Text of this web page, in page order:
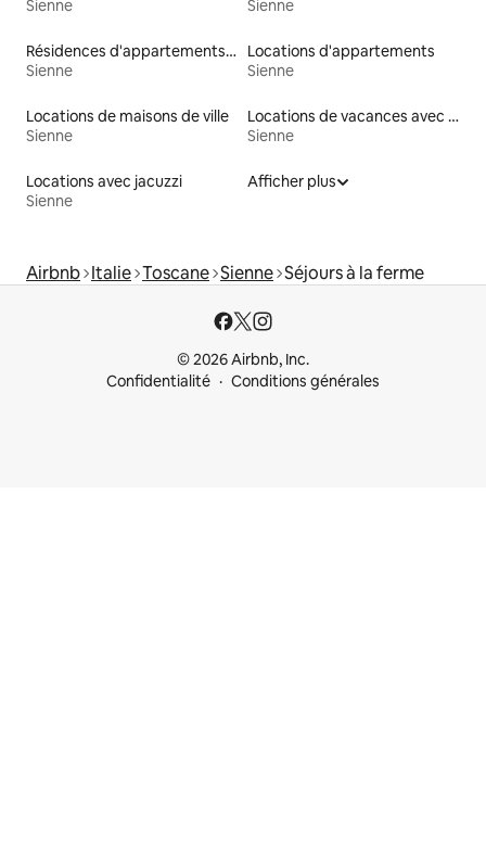
Sienne Sienne
Résidences d'appartements en location
Sienne
Locations d'appartements
Sienne
Locations de maisons de ville
Sienne
Locations de vacances avec piscine
Sienne
Locations avec jacuzzi
Sienne
Afficher plus
Airbnb Italie Toscane Sienne Séjours à la ferme
© 2026 Airbnb, Inc.
Confidentialité
Conditions générales